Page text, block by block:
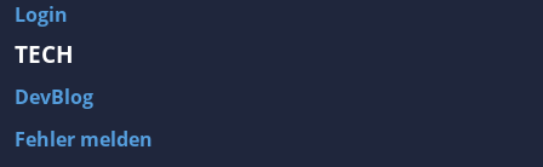
Login
TECH
DevBlog
Fehler melden